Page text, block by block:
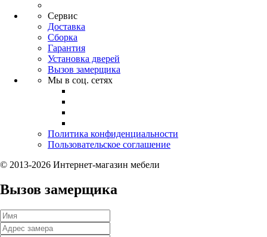
Сервис
Доставка
Сборка
Гарантия
Установка дверей
Вызов замерщика
Мы в соц. сетях
Политика конфиденциальности
Пользовательское соглашение
© 2013-2026 Интернет-магазин мебели
Вызов замерщика